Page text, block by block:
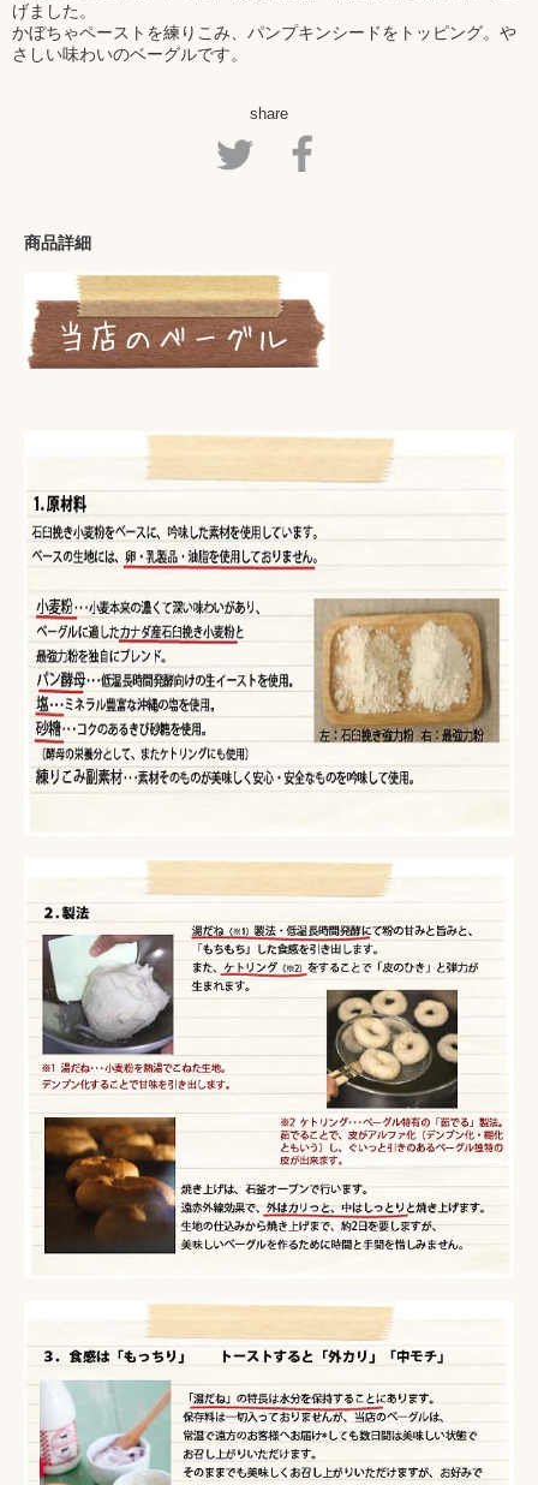
げました。
かぼちゃペーストを練りこみ、パンプキンシードをトッピング。や
さしい味わいのベーグルです。
share
商品詳細